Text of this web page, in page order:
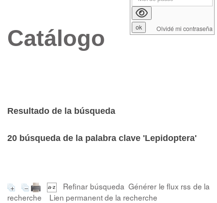
Catálogo
Resultado de la búsqueda
20 búsqueda de la palabra clave 'Lepidoptera'
Refinar búsqueda Générer le flux rss de la
recherche
Lien permanent de la recherche
Olvidé mi contraseña